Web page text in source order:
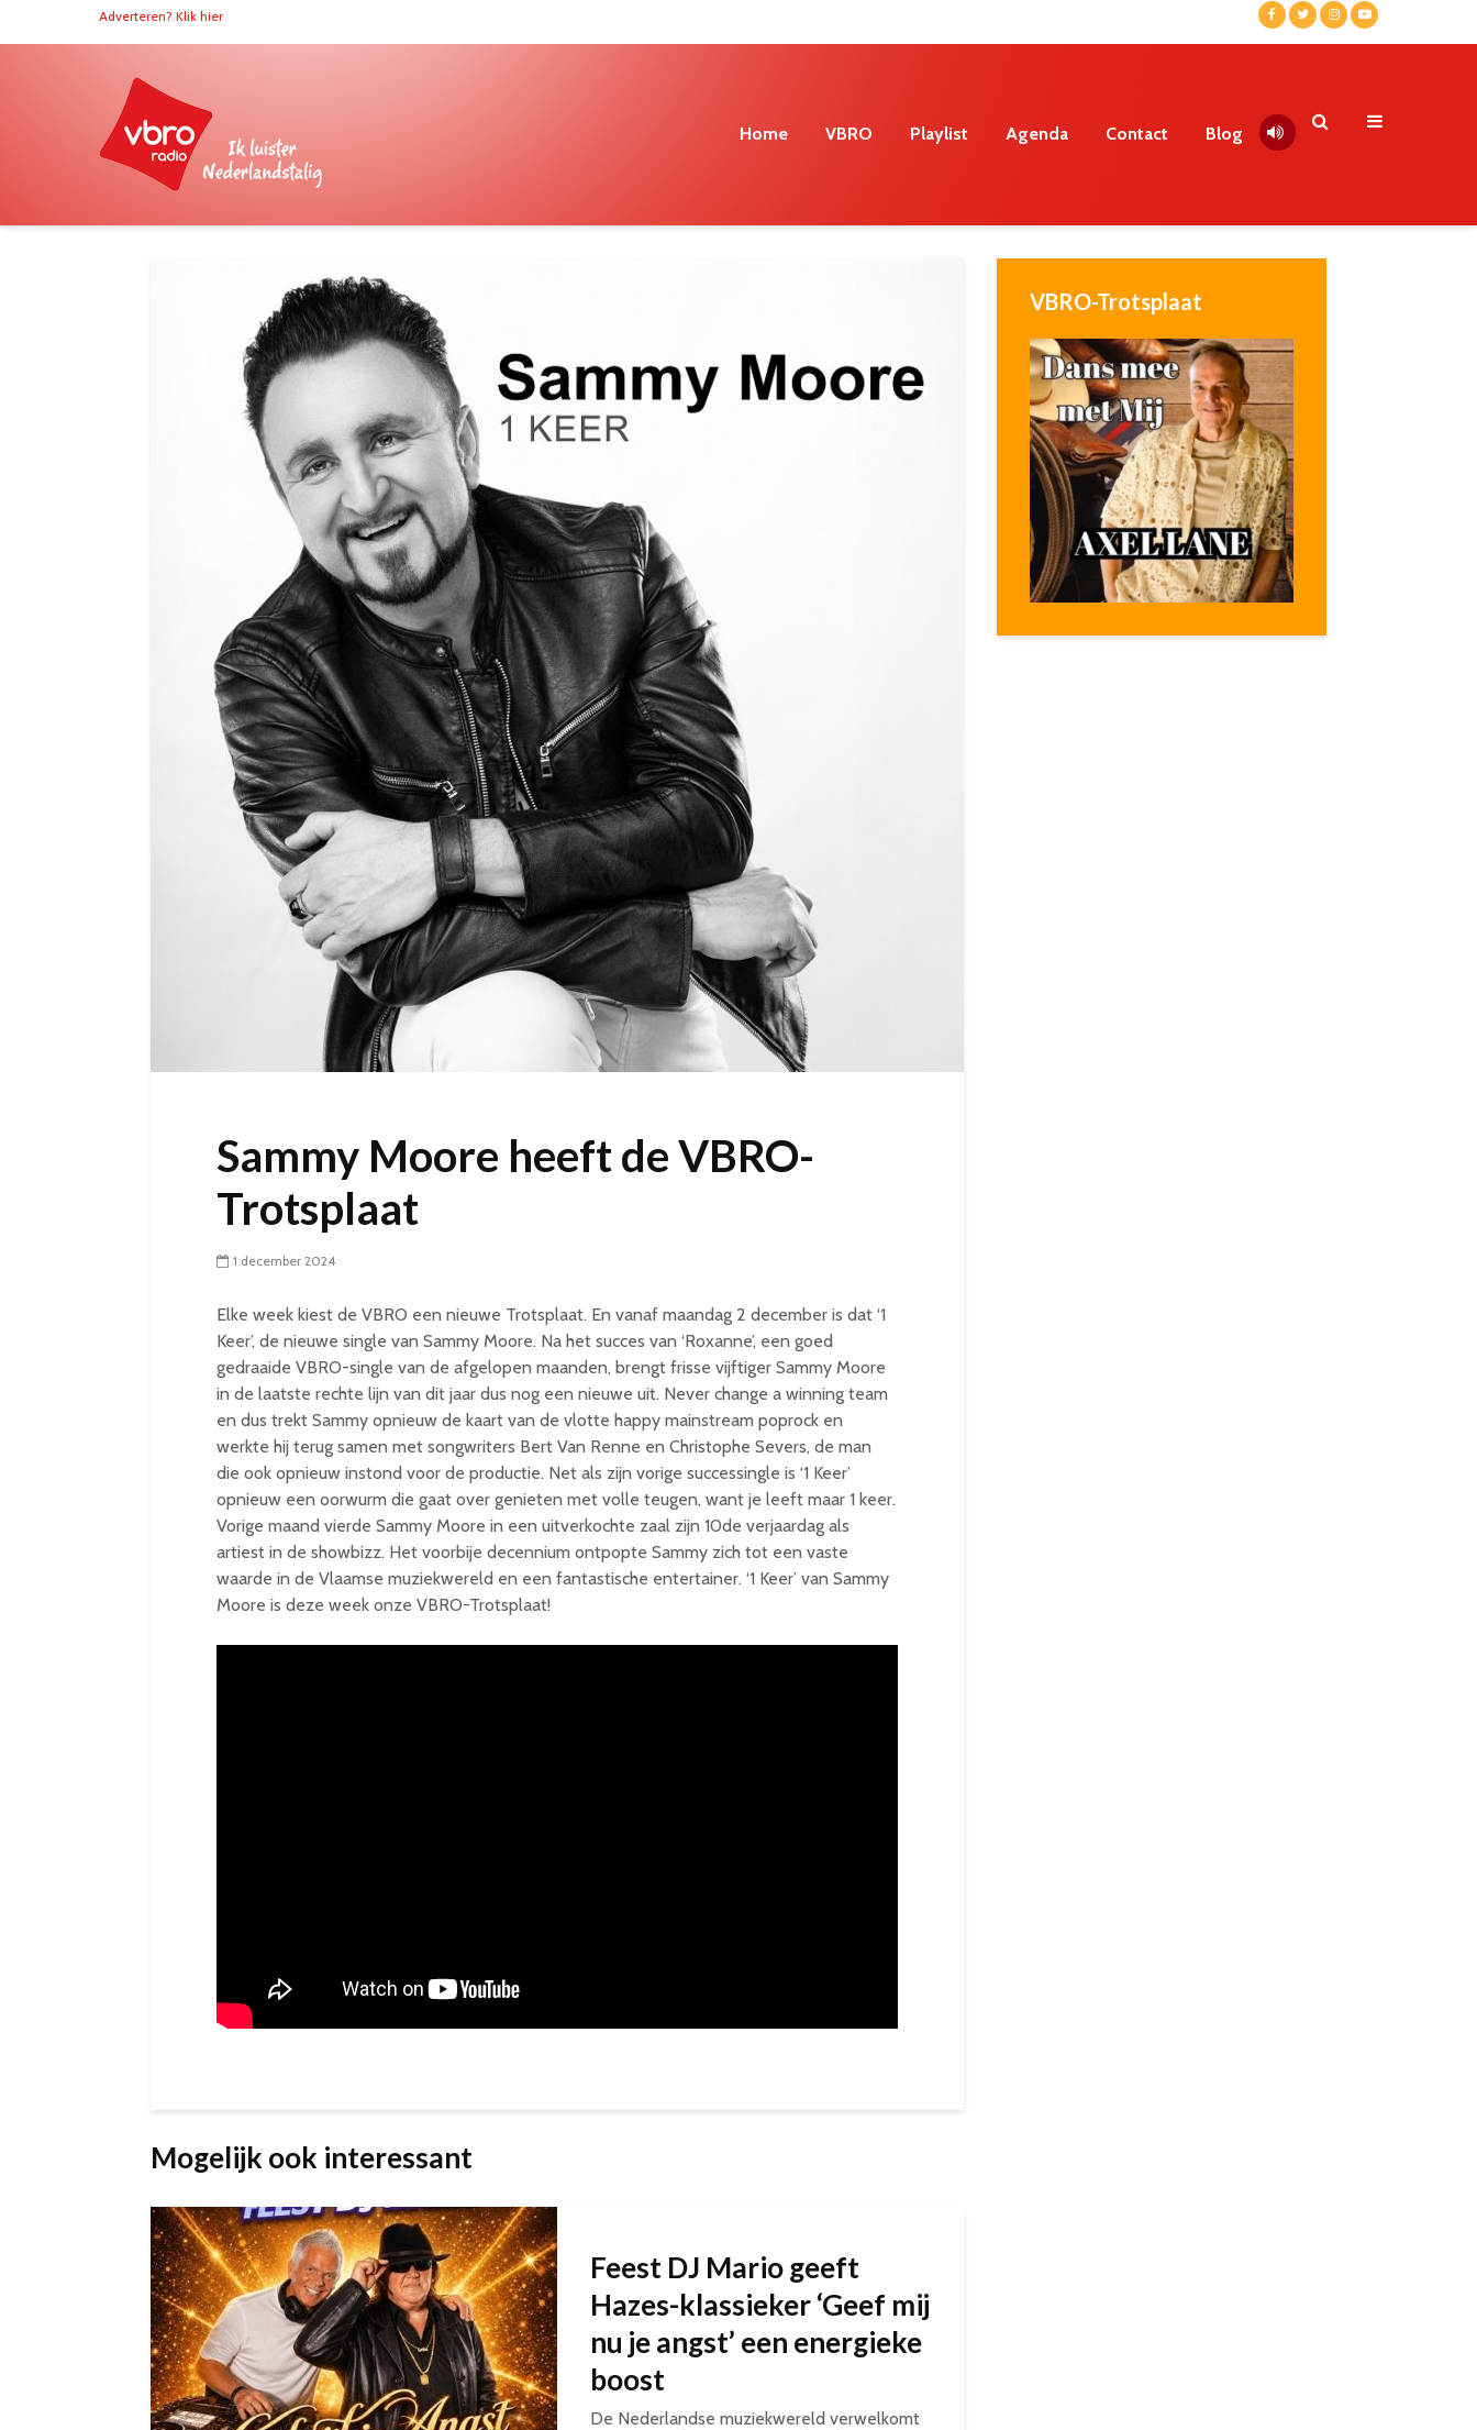
Adverteren? Klik hier
Home VBRO Playlist Agenda Contact Blog
Sammy Moore heeft de VBRO-
Trotsplaat
1 december 2024
Elke week kiest de VBRO een nieuwe Trotsplaat. En vanaf maandag 2 december is dat ‘1
Keer’, de nieuwe single van Sammy Moore. Na het succes van ‘Roxanne’, een goed
gedraaide VBRO-single van de afgelopen maanden, brengt frisse vijftiger Sammy Moore
in de laatste rechte lijn van dit jaar dus nog een nieuwe uit. Never change a winning team
en dus trekt Sammy opnieuw de kaart van de vlotte happy mainstream poprock en
werkte hij terug samen met songwriters Bert Van Renne en Christophe Severs, de man
die ook opnieuw instond voor de productie. Net als zijn vorige successingle is ‘1 Keer’
opnieuw een oorwurm die gaat over genieten met volle teugen, want je leeft maar 1 keer.
Vorige maand vierde Sammy Moore in een uitverkochte zaal zijn 10de verjaardag als
artiest in de showbizz. Het voorbije decennium ontpopte Sammy zich tot een vaste
waarde in de Vlaamse muziekwereld en een fantastische entertainer. ‘1 Keer’ van Sammy
Moore is deze week onze VBRO-Trotsplaat!
Mogelijk ook interessant
Feest DJ Mario geeft
Hazes-klassieker ‘Geef mij
nu je angst’ een energieke
boost
De Nederlandse muziekwereld verwelkomt
VBRO-Trotsplaat